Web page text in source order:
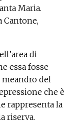
Maria.
Cantone,
di
essa fosse
meandro del
che è
rappresenta la
riserva.